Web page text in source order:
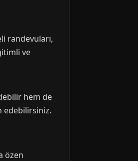
randevuları,
ve
hem de
edebilirsiniz.
özen